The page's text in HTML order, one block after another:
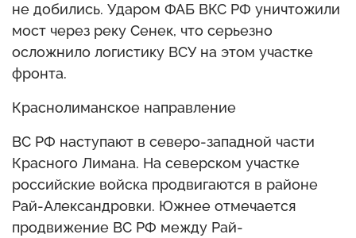
не добились. Ударом ФАБ ВКС РФ уничтожили
мост через реку Сенек, что серьезно
осложнило логистику ВСУ на этом участке
фронта.
Краснолиманское направление
ВС РФ наступают в северо-западной части
Красного Лимана. На северском участке
российские войска продвигаются в районе
Рай-Александровки. Южнее отмечается
продвижение ВС РФ между Рай-